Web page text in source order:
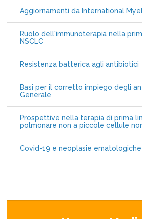
Aggiornamenti da International
Ruolo dell'immunoterapia nella
NSCLC
Resistenza batterica agli antibiotici
Basi per il corretto impiego degli
Generale
Prospettive nella terapia di prima
polmonare non a piccole cellule
Covid-19 e neoplasie ematologiche